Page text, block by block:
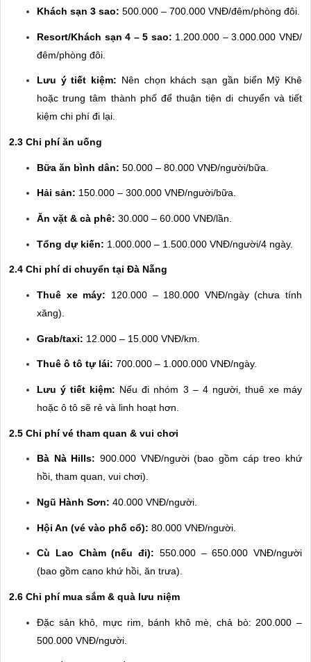
Khách sạn 3 sao: 500.000 – 700.000 VNĐ/đêm/phòng đôi.
Resort/Khách sạn 4 – 5 sao: 1.200.000 – 3.000.000 VNĐ/
đêm/phòng đôi.
Lưu ý tiết kiệm: Nên chọn khách sạn gần biển Mỹ Khê
hoặc trung tâm thành phố để thuận tiện di chuyển và tiết
kiệm chi phí đi lại.
2.3 Chi phí ăn uống
Bữa ăn bình dân: 50.000 – 80.000 VNĐ/người/bữa.
Hải sản: 150.000 – 300.000 VNĐ/người/bữa.
Ăn vặt & cà phê: 30.000 – 60.000 VNĐ/lần.
Tổng dự kiến: 1.000.000 – 1.500.000 VNĐ/người/4 ngày.
2.4 Chi phí di chuyển tại Đà Nẵng
Thuê xe máy: 120.000 – 180.000 VNĐ/ngày (chưa tính
xăng).
Grab/taxi: 12.000 – 15.000 VNĐ/km.
Thuê ô tô tự lái: 700.000 – 1.000.000 VNĐ/ngày.
Lưu ý tiết kiệm: Nếu đi nhóm 3 – 4 người, thuê xe máy
hoặc ô tô sẽ rẻ và linh hoạt hơn.
2.5 Chi phí vé tham quan & vui chơi
Bà Nà Hills: 900.000 VNĐ/người (bao gồm cáp treo khứ
hồi, tham quan, vui chơi).
Ngũ Hành Sơn: 40.000 VNĐ/người.
Hội An (vé vào phố cổ): 80.000 VNĐ/người.
Cù Lao Chàm (nếu đi): 550.000 – 650.000 VNĐ/người
(bao gồm cano khứ hồi, ăn trưa).
2.6 Chi phí mua sắm & quà lưu niệm
Đặc sản khô, mực rim, bánh khô mè, chả bò: 200.000 –
500.000 VNĐ/người.